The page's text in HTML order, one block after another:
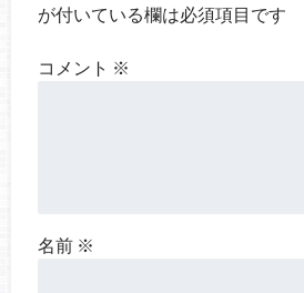
が付いている欄は必須項目です
コメント ※
名前 ※